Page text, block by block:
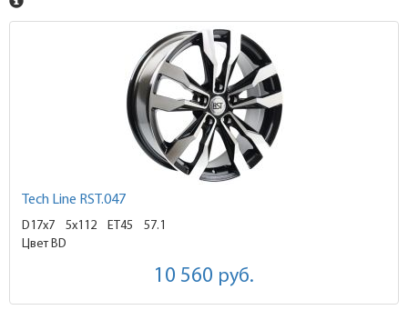
Tech Line RST.047
D17x7 5x112 ET45
57.1
Цвет BD
10 560 руб.